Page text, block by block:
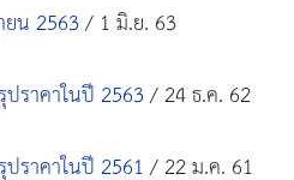
น 2563/ 1 มิ.ย. 63
ราคาในปี 2563/ 24 ธ.ค. 62
ราคาในปี 2561/ 22 ม.ค. 61